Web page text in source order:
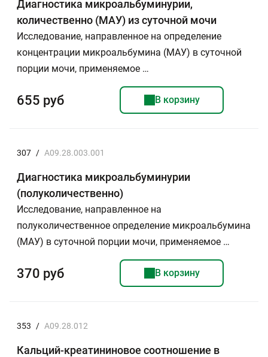
Диагностика микроальбуминурии,
количественно (МАУ) из суточной мочи
Исследование, направленное на определение
концентрации микроальбумина (МАУ) в суточной
порции мочи, применяемое …
655 руб В корзину
307 / A09.28.003.001
Диагностика микроальбуминурии
(полуколичественно)
Исследование, направленное на
полуколичественное определение микроальбумина
(МАУ) в суточной порции мочи, применяемое …
370 руб В корзину
353 / A09.28.012
Кальций-креатининовое соотношение в